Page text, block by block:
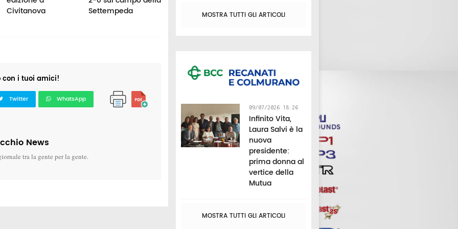
Civitanova
Settempeda
campionati italiani
tricolore a squadre
i tuoi amici!
Twitter WhatsApp
News
tra la gente per la gente.
MOSTRA TUTTI GLI ARTICOLI
09/07/2026 18:26
Infinito Vita,
Laura Salvi è la
nuova
presidente:
prima donna al
vertice della
Mutua
MOSTRA TUTTI GLI ARTICOLI